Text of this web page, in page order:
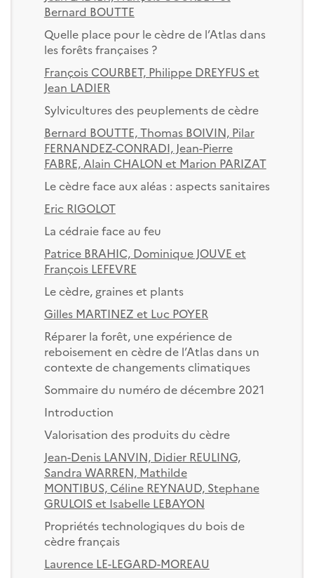
Bernard BOUTTE
Quelle place pour le cèdre de l’Atlas dans
les forêts françaises ?
François COURBET, Philippe DREYFUS et
Jean LADIER
Sylvicultures des peuplements de cèdre
Bernard BOUTTE, Thomas BOIVIN, Pilar
FERNANDEZ-CONRADI, Jean-Pierre
FABRE, Alain CHALON et Marion PARIZAT
Le cèdre face aux aléas : aspects sanitaires
Eric RIGOLOT
La cédraie face au feu
Patrice BRAHIC, Dominique JOUVE et
François LEFEVRE
Le cèdre, graines et plants
Gilles MARTINEZ et Luc POYER
Réparer la forêt, une expérience de
reboisement en cèdre de l’Atlas dans un
contexte de changements climatiques
Sommaire du numéro de décembre 2021
Introduction
Valorisation des produits du cèdre
Jean-Denis LANVIN, Didier REULING,
Sandra WARREN, Mathilde
MONTIBUS, Céline REYNAUD, Stephane
GRULOIS et Isabelle LEBAYON
Propriétés technologiques du bois de
cèdre français
Laurence LE-LEGARD-MOREAU